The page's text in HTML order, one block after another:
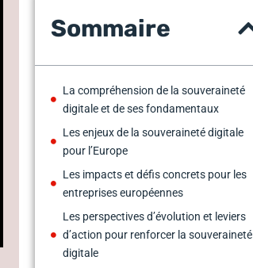
Sommaire
La compréhension de la souveraineté
digitale et de ses fondamentaux
Les enjeux de la souveraineté digitale
pour l’Europe
Les impacts et défis concrets pour les
entreprises européennes
Les perspectives d’évolution et leviers
d’action pour renforcer la souveraineté
digitale